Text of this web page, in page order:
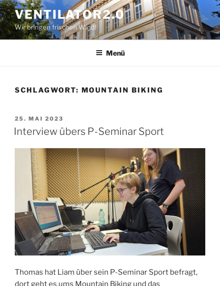
Zum
Inhalt
springen
VENTILATOR2.0
Wir bringen frischen Wind!
Menü
SCHLAGWORT: MOUNTAIN BIKING
VERÖFFENTLICHT
AM
25. MAI 2023
Interview übers P-Seminar Sport
Thomas hat Liam über sein P-Seminar Sport befragt,
dort geht es ums Mountain Biking und das